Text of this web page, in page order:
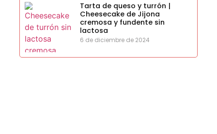
Tarta de queso y turrón |
Cheesecake de Jijona
cremosa y fundente sin
lactosa
6 de diciembre de 2024